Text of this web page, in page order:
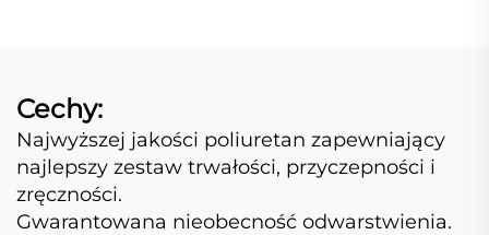
Cechy:
Najwyższej jakości poliuretan zapewniający
najlepszy zestaw trwałości, przyczepności i
zręczności.
Gwarantowana nieobecność odwarstwienia.